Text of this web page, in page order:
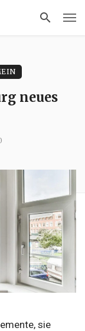
neues
sie